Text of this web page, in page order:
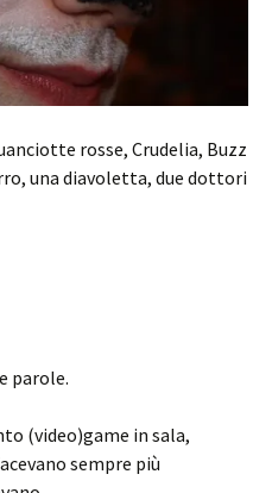
rosse, Crudelia, Buzz
una diavoletta, due dottori
parole.
(video)game in sala,
sempre più